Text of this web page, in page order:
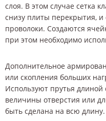
слоя. В этом случае сетка
снизу плиты перекрытия,
проволоки. Создаются
при этом необходимо
Дополнительное
или скопления больших
Используют прутья длиной
величины отверстия или
быть сделана на всю длину.